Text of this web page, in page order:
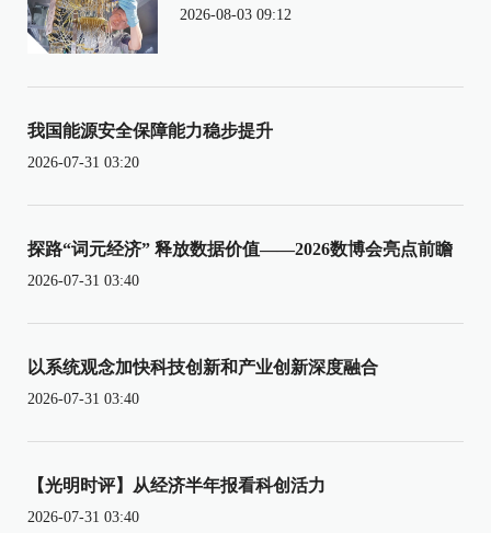
2026-08-03 09:12
我国能源安全保障能力稳步提升
2026-07-31 03:20
探路“词元经济” 释放数据价值——2026数博会亮点前瞻
2026-07-31 03:40
以系统观念加快科技创新和产业创新深度融合
2026-07-31 03:40
【光明时评】从经济半年报看科创活力
2026-07-31 03:40